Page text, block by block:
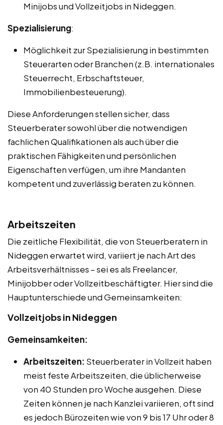
Minijobs und Vollzeitjobs in Nideggen.
Spezialisierung:
Möglichkeit zur Spezialisierung in bestimmten
Steuerarten oder Branchen (z.B. internationales
Steuerrecht, Erbschaftsteuer,
Immobilienbesteuerung).
Diese Anforderungen stellen sicher, dass
Steuerberater sowohl über die notwendigen
fachlichen Qualifikationen als auch über die
praktischen Fähigkeiten und persönlichen
Eigenschaften verfügen, um ihre Mandanten
kompetent und zuverlässig beraten zu können.
Arbeitszeiten
Die zeitliche Flexibilität, die von Steuerberatern in
Nideggen erwartet wird, variiert je nach Art des
Arbeitsverhältnisses – sei es als Freelancer,
Minijobber oder Vollzeitbeschäftigter. Hier sind die
Hauptunterschiede und Gemeinsamkeiten:
Vollzeitjobs in Nideggen
Gemeinsamkeiten:
Arbeitszeiten: Steuerberater in Vollzeit haben
meist feste Arbeitszeiten, die üblicherweise
von 40 Stunden pro Woche ausgehen. Diese
Zeiten können je nach Kanzlei variieren, oft sind
es jedoch Bürozeiten wie von 9 bis 17 Uhr oder 8